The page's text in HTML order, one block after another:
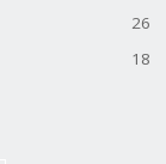
26
18